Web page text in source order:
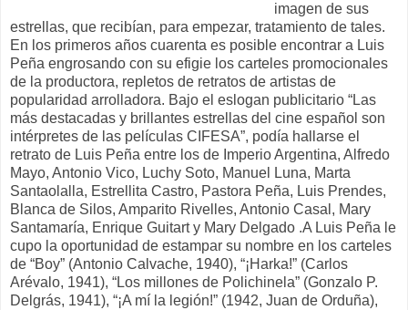
imagen de sus
estrellas, que recibían, para empezar, tratamiento de tales.
En los primeros años cuarenta es posible encontrar a Luis
Peña engrosando con su efigie los carteles promocionales
de la productora, repletos de retratos de artistas de
popularidad arrolladora. Bajo el eslogan publicitario “Las
más destacadas y brillantes estrellas del cine español son
intérpretes de las películas CIFESA”, podía hallarse el
retrato de Luis Peña entre los de Imperio Argentina, Alfredo
Mayo, Antonio Vico, Luchy Soto, Manuel Luna, Marta
Santaolalla, Estrellita Castro, Pastora Peña, Luis Prendes,
Blanca de Silos, Amparito Rivelles, Antonio Casal, Mary
Santamaría, Enrique Guitart y Mary Delgado .A Luis Peña le
cupo la oportunidad de estampar su nombre en los carteles
de “Boy” (Antonio Calvache, 1940), “¡Harka!” (Carlos
Arévalo, 1941), “Los millones de Polichinela” (Gonzalo P.
Delgrás, 1941), “¡A mí la legión!” (1942, Juan de Orduña),